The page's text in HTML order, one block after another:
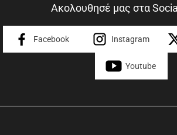
Ακολουθησέ μας στα
Facebook Instagram
Youtube